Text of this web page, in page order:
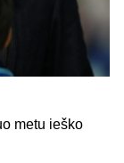
metu ieško